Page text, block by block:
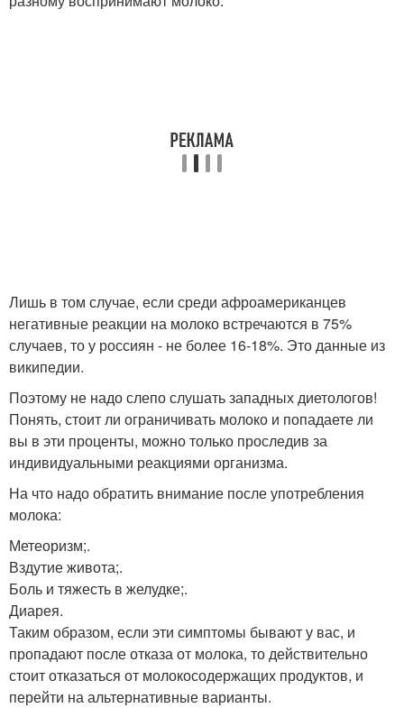
Лишь в том случае, если среди афроамериканцев
негативные реакции на молоко встречаются в 75%
случаев, то у россиян - не более 16-18%. Это данные из
википедии.
Поэтому не надо слепо слушать западных диетологов!
Понять, стоит ли ограничивать молоко и попадаете ли
вы в эти проценты, можно только проследив за
индивидуальными реакциями организма.
На что надо обратить внимание после употребления
молока:
Метеоризм;.
Вздутие живота;.
Боль и тяжесть в желудке;.
Диарея.
Таким образом, если эти симптомы бывают у вас, и
пропадают после отказа от молока, то действительно
стоит отказаться от молокосодержащих продуктов, и
перейти на альтернативные варианты.